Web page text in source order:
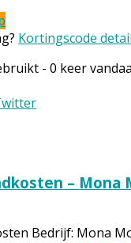
Kortingscode
- 0 keer
– Mona
Bedrijf: Mona